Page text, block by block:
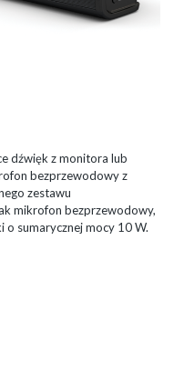
dźwięk z monitora lub
bezprzewodowy z
zestawu
mikrofon bezprzewodowy,
o sumarycznej mocy 10 W.